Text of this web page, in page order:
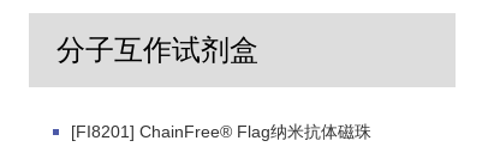
分子互作试剂盒
[FI8201] ChainFree® Flag纳米抗体磁珠